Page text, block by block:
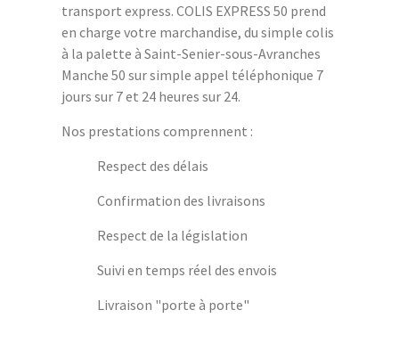
transport express. COLIS EXPRESS 50 prend
en charge votre marchandise, du simple colis
à la palette à Saint-Senier-sous-Avranches
Manche 50 sur simple appel téléphonique 7
jours sur 7 et 24 heures sur 24.
Nos prestations comprennent :
Respect des délais
Confirmation des livraisons
Respect de la législation
Suivi en temps réel des envois
Livraison "porte à porte"